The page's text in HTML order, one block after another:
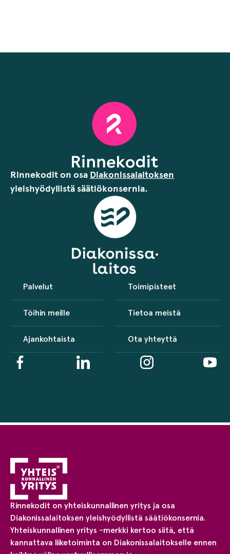
Rinnekodit on osa Diakonissalaitoksen
yleishyödyllistä säätiökonsernia.
Palvelut Toimipisteet
Töihin meille Tietoa meistä
Ajankohtaista Ota yhteyttä
Rinnekodit on yhteiskunnallinen yritys ja osa
Diakonissalaitoksen yleishyödyllistä säätiökonsernia.
Yhteiskunnallinen yritys -merkki kertoo siitä, että
kannattava liiketoiminta on Diakonissalaitokselle ennen